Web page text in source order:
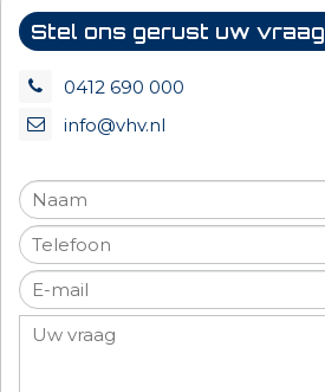
Stel ons gerust uw vraag
0412 690 000
info@vhv.nl